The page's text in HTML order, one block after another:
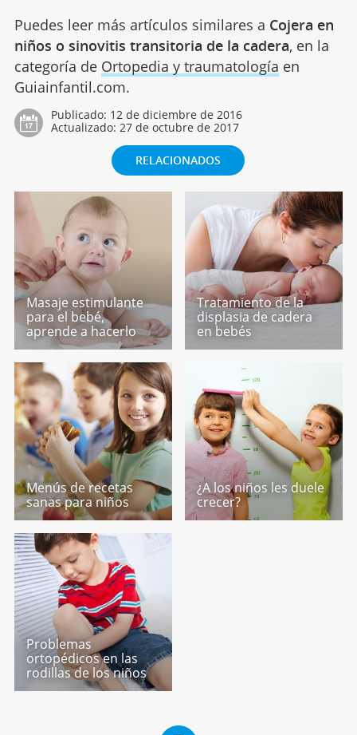
Puedes leer más artículos similares a Cojera en
niños o sinovitis transitoria de la cadera, en la
categoría de Ortopedia y traumatología en
Guiainfantil.com.
Publicado: 12 de diciembre de 2016
Actualizado: 27 de octubre de 2017
RELACIONADOS
Masaje estimulante
para el bebé,
aprende a hacerlo
Tratamiento de la
displasia de cadera
en bebés
Menús de recetas
sanas para niños
¿A los niños les duele
crecer?
Problemas
ortopédicos en las
rodillas de los niños